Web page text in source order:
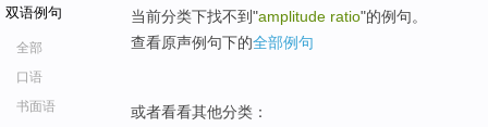
双语例句
全部
口语
书面语
当前分类下找不到"amplitude ratio"的例句。
查看原声例句下的全部例句
或者看看其他分类：